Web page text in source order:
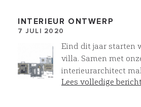
INTERIEUR ONTWERP
7 JULI 2020
Eind dit jaar starten
villa. Samen met
interieurarchitect
inrichtingsplan. Dit
Lees volledige